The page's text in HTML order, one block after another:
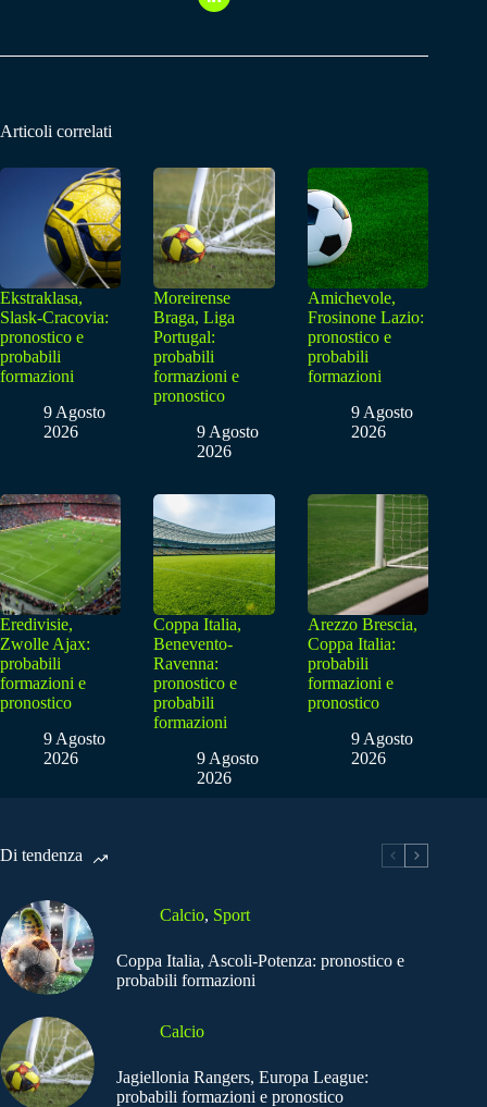
Articoli correlati
Ekstraklasa,
Slask-Cracovia:
pronostico e
probabili
formazioni
9 Agosto
2026
Moreirense
Braga, Liga
Portugal:
probabili
formazioni e
pronostico
9 Agosto
2026
Amichevole,
Frosinone Lazio:
pronostico e
probabili
formazioni
9 Agosto
2026
Eredivisie,
Zwolle Ajax:
probabili
formazioni e
pronostico
9 Agosto
2026
Coppa Italia,
Benevento-
Ravenna:
pronostico e
probabili
formazioni
9 Agosto
2026
Arezzo Brescia,
Coppa Italia:
probabili
formazioni e
pronostico
9 Agosto
2026
Di tendenza
Calcio, Sport
Coppa Italia, Ascoli-Potenza: pronostico e
probabili formazioni
Calcio
Jagiellonia Rangers, Europa League:
probabili formazioni e pronostico